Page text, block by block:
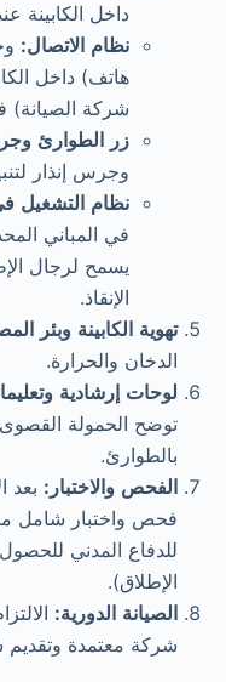
داخل الكابينة
نظام الاتصال:
هاتف) داخل
شركة الصيانة)
زر الطوارئ
وجرس إنذار
نظام التشغيل
في المباني
يسمح لرجال
الإنقاذ.
تهوية الكابينة وبئر
الدخان والحرارة.
لوحات إرشادية
توضح الحمولة
بالطوارئ.
الفحص والاختبار : بعد
فحص واختبار شامل
للدفاع المدني
الإطلاق).
الصيانة الدورية:
شركة معتمدة وتقديم